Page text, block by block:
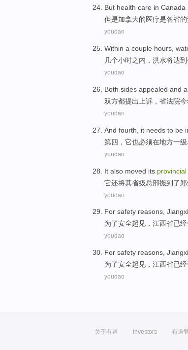
But health care in Canada
但是加拿大的医疗是各省的
youdao
Within a couple hours
几个小时之内 ， 洪水将达到
youdao
Both sides appealed and a
双方都提出上诉 ， 省法院
youdao
And fourth it needs to be
第四 ， 它也必须在地方一级
youdao
It also moved its provincial
它还将其省级总部搬到了
youdao
For safety reasons, Jiangxi
为了安全起见 ， 江西省已经
youdao
For safety reasons Jiangxi
为了安全起见 ， 江西省已经
youdao
关于有道 Investors 有道